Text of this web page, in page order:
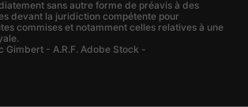
sans autre forme de préavis à des
devant la juridiction compétente pour
commises et notamment celles relatives à une
Gimbert - A.R.F. Adobe Stock -